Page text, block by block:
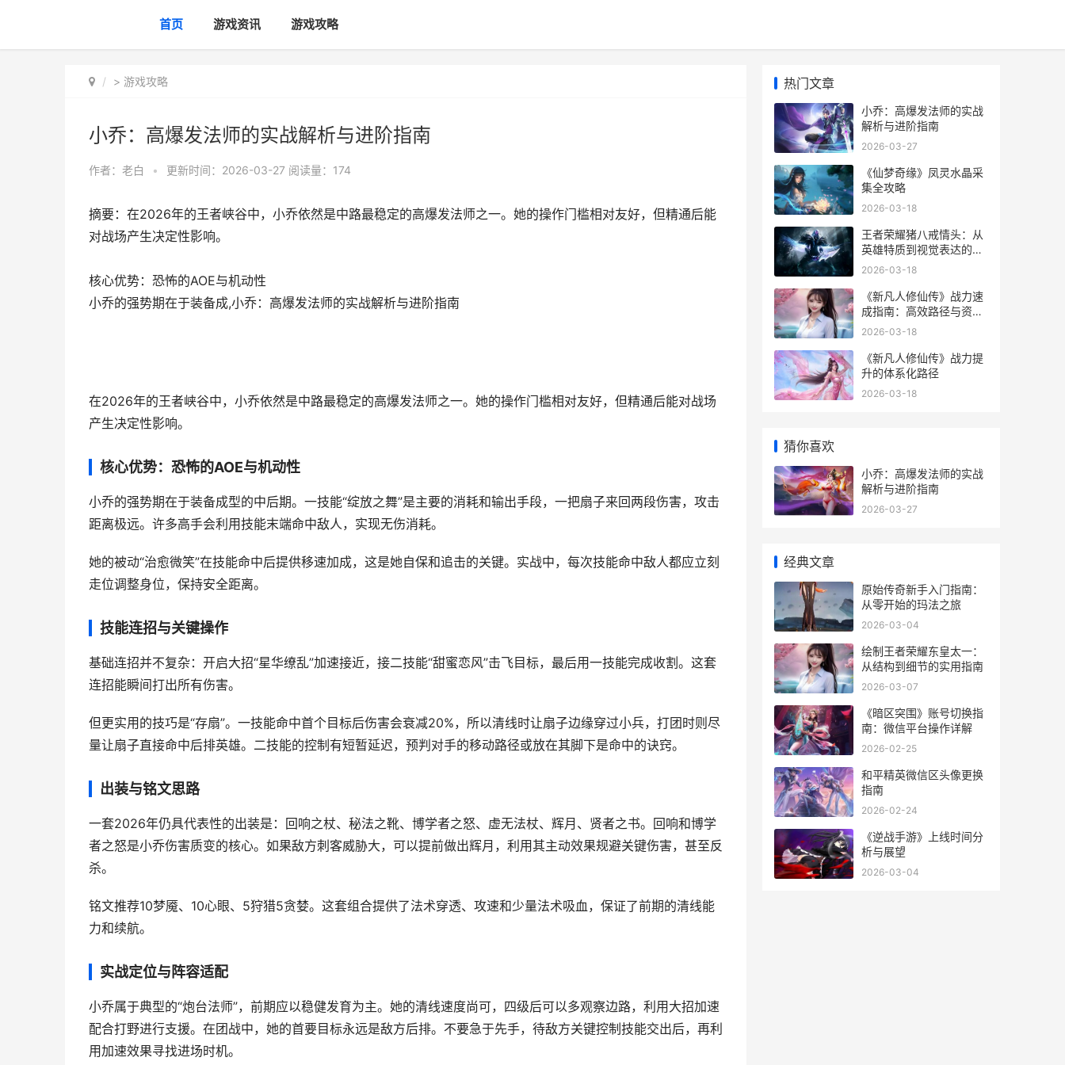
首页 游戏资讯 游戏攻略
> 游戏攻略
小乔：高爆发法师的实战解析与进阶指南
作者： 老白 • 更新时间：2026-03-27 阅读量：174
摘要：在2026年的王者峡谷中，小乔依然是中路最稳定的高爆发法师之一。她的操作门槛相对友好，但精通后能
对战场产生决定性影响。
核心优势：恐怖的AOE与机动性
小乔的强势期在于装备成,小乔：高爆发法师的实战解析与进阶指南
在2026年的王者峡谷中，小乔依然是中路最稳定的高爆发法师之一。她的操作门槛相对友好，但精通后能对战场
产生决定性影响。
核心优势：恐怖的AOE与机动性
小乔的强势期在于装备成型的中后期。一技能“绽放之舞”是主要的消耗和输出手段，一把扇子来回两段伤害，攻击
距离极远。许多高手会利用技能末端命中敌人，实现无伤消耗。
她的被动“治愈微笑”在技能命中后提供移速加成，这是她自保和追击的关键。实战中，每次技能命中敌人都应立刻
走位调整身位，保持安全距离。
技能连招与关键操作
基础连招并不复杂：开启大招“星华缭乱”加速接近，接二技能“甜蜜恋风”击飞目标，最后用一技能完成收割。这套
连招能瞬间打出所有伤害。
但更实用的技巧是“存扇”。一技能命中首个目标后伤害会衰减20%，所以清线时让扇子边缘穿过小兵，打团时则尽
量让扇子直接命中后排英雄。二技能的控制有短暂延迟，预判对手的移动路径或放在其脚下是命中的诀窍。
出装与铭文思路
一套2026年仍具代表性的出装是：回响之杖、秘法之靴、博学者之怒、虚无法杖、辉月、贤者之书。回响和博学
者之怒是小乔伤害质变的核心。如果敌方刺客威胁大，可以提前做出辉月，利用其主动效果规避关键伤害，甚至反
杀。
铭文推荐10梦魇、10心眼、5狩猎5贪婪。这套组合提供了法术穿透、攻速和少量法术吸血，保证了前期的清线能
力和续航。
实战定位与阵容适配
小乔属于典型的“炮台法师”，前期应以稳健发育为主。她的清线速度尚可，四级后可以多观察边路，利用大招加速
配合打野进行支援。在团战中，她的首要目标永远是敌方后排。不要急于先手，待敌方关键控制技能交出后，再利
用加速效果寻找进场时机。
热门文章
小乔：高爆发法师的实战
解析与进阶指南
2026-03-27
《仙梦奇缘》凤灵水晶采
集全攻略
2026-03-18
王者荣耀猪八戒情头：从
英雄特质到视觉表达的实
用指南
2026-03-18
《新凡人修仙传》战力速
成指南：高效路径与资源
规划
2026-03-18
《新凡人修仙传》战力提
升的体系化路径
2026-03-18
猜你喜欢
小乔：高爆发法师的实战
解析与进阶指南
2026-03-27
经典文章
原始传奇新手入门指南：
从零开始的玛法之旅
2026-03-04
绘制王者荣耀东皇太一：
从结构到细节的实用指南
2026-03-07
《暗区突围》账号切换指
南：微信平台操作详解
2026-02-25
和平精英微信区头像更换
指南
2026-02-24
《逆战手游》上线时间分
析与展望
2026-03-04